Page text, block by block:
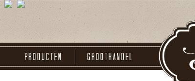
Producten Groothandel